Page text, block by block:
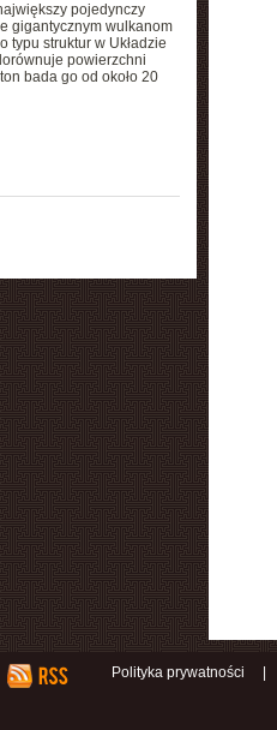
pojedynczy
gigantycznym wulkanom
typu struktur w Układzie
powierzchni
bada go od około 20
Polityka prywatności